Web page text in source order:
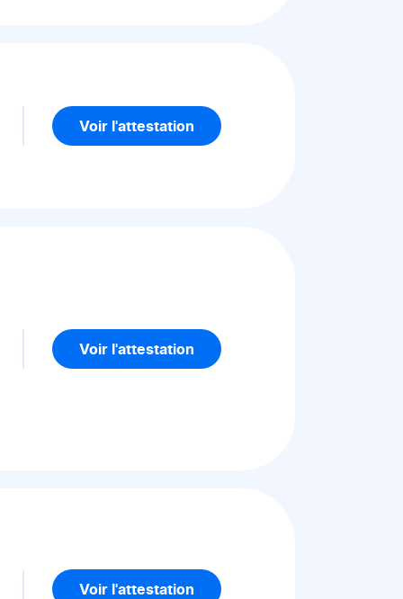
Voir l'attestation
Voir l'attestation
Voir l'attestation